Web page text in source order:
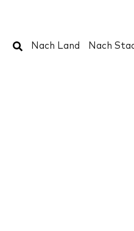
Suchen
Nach Land Nach